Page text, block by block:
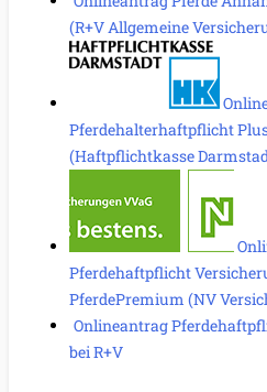
(R+V Allgemeine
Pferdehalterhaftpflicht
(Haftpflichtkasse
Pferdehaftpflicht
PferdePremium (NV
Onlineantrag
bei R+V